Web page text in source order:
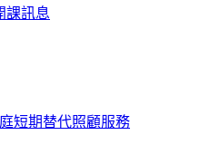
課訊息
短期替代照顧服務